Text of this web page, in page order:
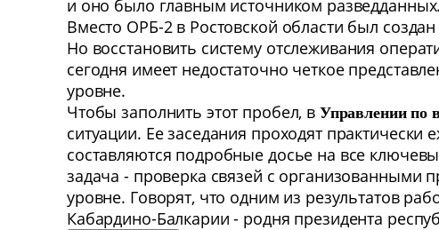
и оно было главным источником
Вместо ОРБ-2 в Ростовской области был создан
Но восстановить систему отслеживания
сегодня имеет недостаточно четкое
уровне.
Чтобы заполнить этот пробел, в Управлении по
ситуации. Ее заседания проходят
составляются подробные досье на все
задача - проверка связей с
уровне. Говорят, что одним из результатов
Кабардино-Балкарии - родня президента